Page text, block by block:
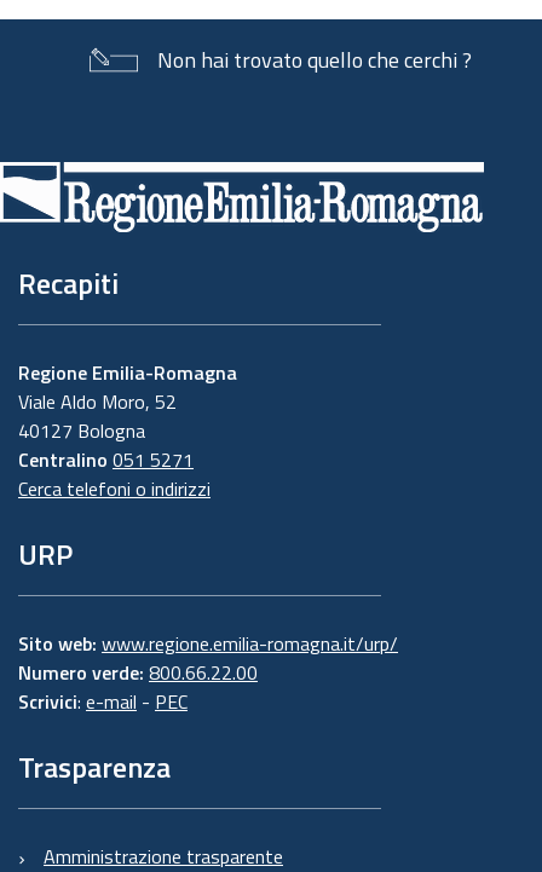
Non hai trovato quello che cerchi ?
di
pagina
Recapiti
Regione Emilia-Romagna
Viale Aldo Moro, 52
40127 Bologna
Centralino 051 5271
Cerca telefoni o indirizzi
URP
Sito web: www.regione.emilia-romagna.it/urp/
Numero verde: 800.66.22.00
Scrivici: e-mail - PEC
Trasparenza
Amministrazione trasparente